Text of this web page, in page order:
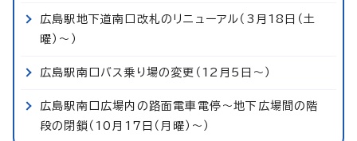
広島駅地下道南口改札のリニューアル（3月18日（土
曜）～）
広島駅南口バス乗り場の変更（12月5日～）
広島駅南口広場内の路面電車電停～地下広場間の階
段の閉鎖（10月17日（月曜）～）